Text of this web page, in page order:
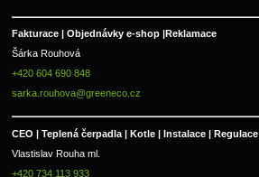
Fakturace | Objednávky e-shop |
Reklamace
Šárka Rouhová
+420 604 690 848
sarka.rouhova@greeneco.cz
CEO | Teplená čerpadla | Kotle | Instalace | Regulace
Vlastislav Rouha ml.
+420 734 113 933